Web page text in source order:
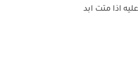
اذا متت ابد